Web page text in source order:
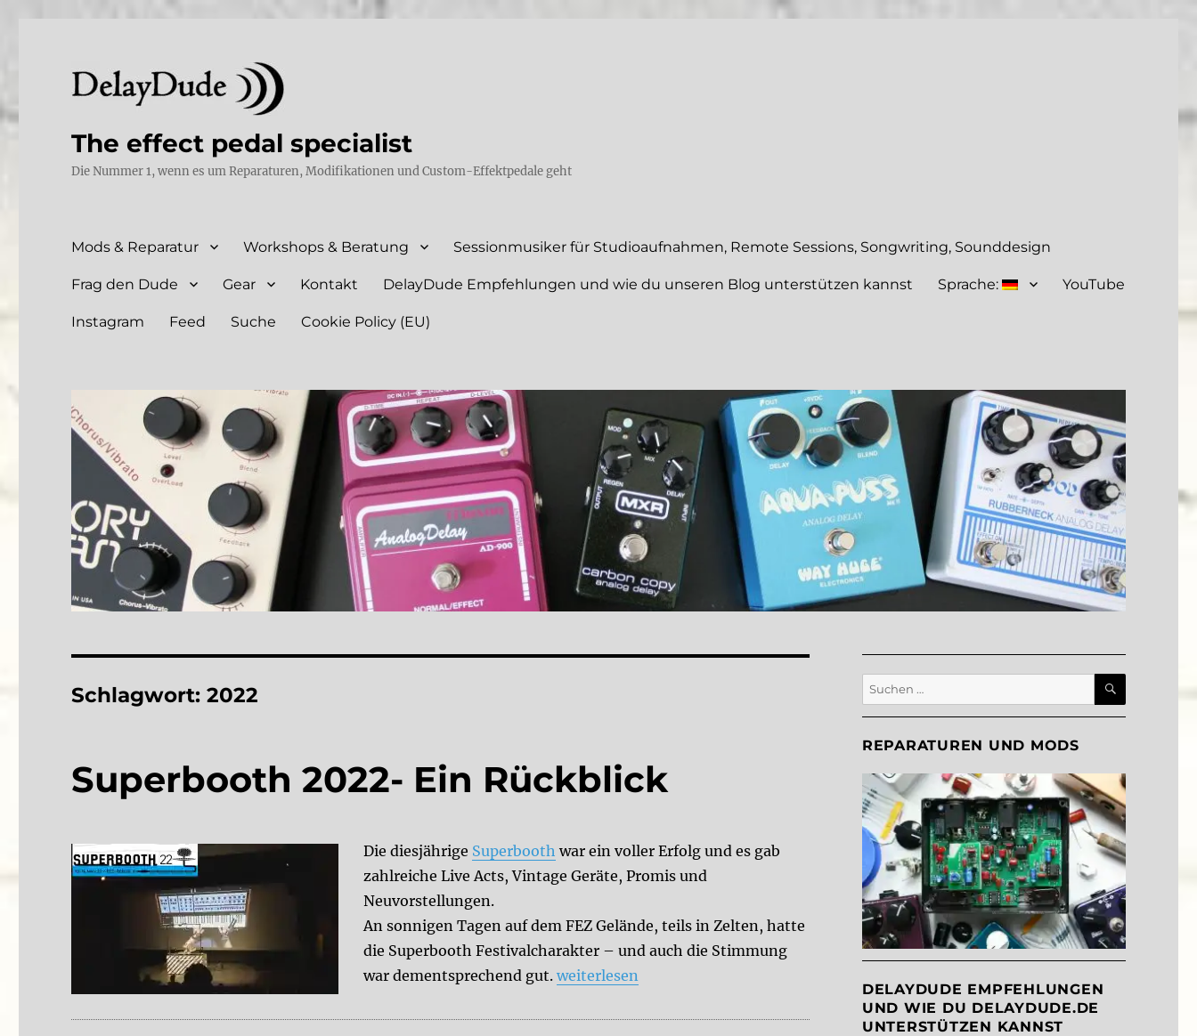
The effect pedal specialist
Die Nummer 1, wenn es um Reparaturen, Modifikationen und Custom-Effektpedale geht
Mods & Reparatur Workshops & Beratung Sessionmusiker für Studioaufnahmen, Remote Sessions, Songwriting, Sounddesign
Frag den Dude Gear Kontakt DelayDude Empfehlungen und wie du unseren Blog unterstützen kannst Sprache: YouTube
Instagram Feed Suche Cookie Policy (EU)
Schlagwort:2022
Superbooth 2022- Ein Rückblick
Die diesjährige Superbooth war ein voller Erfolg und es gab
zahlreiche Live Acts, Vintage Geräte, Promis und
Neuvorstellungen.
An sonnigen Tagen auf dem FEZ Gelände, teils in Zelten, hatte
die Superbooth Festivalcharakter – und auch die Stimmung
war dementsprechend gut.„Superbooth 2022- Ein Rückblick“
weiterlesen
Suche
nach:
SUCHEN
REPARATUREN UND MODS
DELAYDUDE EMPFEHLUNGEN
UND WIE DU DELAYDUDE.DE
UNTERSTÜTZEN KANNST